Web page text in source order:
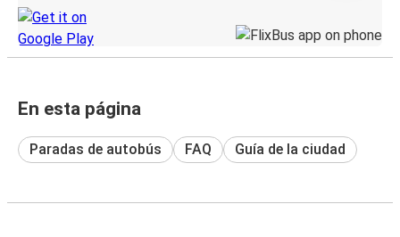
En esta página
Paradas de autobús FAQ Guía de la ciudad